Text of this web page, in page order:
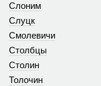
Слоним
Слуцк
Смолевичи
Столбцы
Столин
Толочин